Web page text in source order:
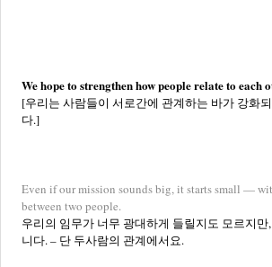
We hope to strengthen how people relate to each
[우리는 사람들이 서로간에 관계하는 바가 강화
다.]
Even if our mission sounds big, it starts small —
between two people.
우리의 임무가 너무 광대하게 들릴지도 모르지만
니다. – 단 두사람의 관계에서요.